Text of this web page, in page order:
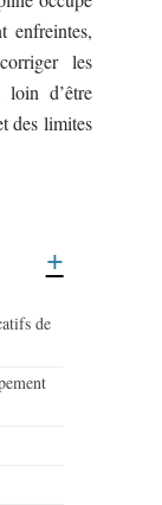
enfreintes,
les
loin d’être
des limites
de